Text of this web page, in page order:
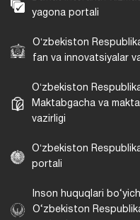
yagona portali
Oʻzbekiston
fan va innovatsiyalar
Oʻzbekiston
Maktabgacha va
vazirligi
Oʻzbekiston
portali
Inson huquqlari
O‘zbekiston